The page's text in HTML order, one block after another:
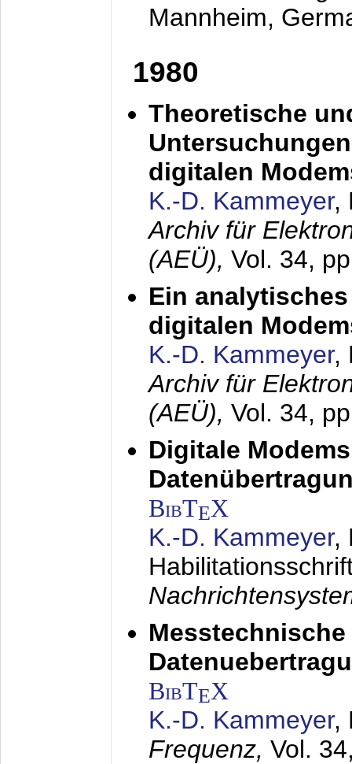
Mannheim,
1980
Theoretische
digitalen
K.-D. Kammeyer,
Archiv für
(AEÜ), Vol. 34,
Ein
digitalen
K.-D. Kammeyer,
Archiv für
(AEÜ), Vol. 34,
Digitale
BibTEX
K.-D. Kammeyer,
BibTEX
K.-D. Kammeyer,
Frequenz, Vol.